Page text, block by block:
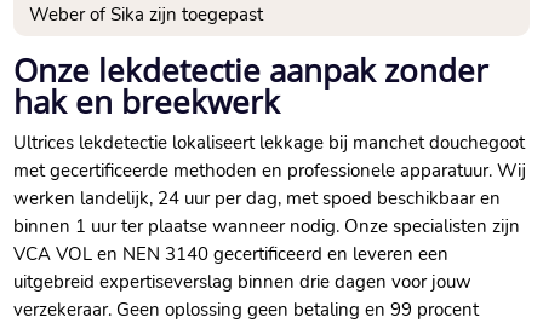
Weber of Sika zijn toegepast
Onze lekdetectie aanpak zonder
hak en breekwerk
Ultrices lekdetectie lokaliseert lekkage bij manchet douchegoot
met gecertificeerde methoden en professionele apparatuur.​ Wij
werken landelijk, 24 uur per dag, met spoed beschikbaar en
binnen 1 uur ter plaatse wanneer nodig.​ Onze specialisten zijn
VCA VOL en NEN 3140 gecertificeerd en leveren een
uitgebreid expertiseverslag binnen drie dagen voor jouw
verzekeraar.​ Geen oplossing geen betaling en 99 procent